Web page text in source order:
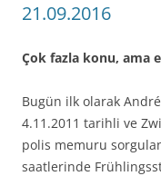
21.09.2016
Çok fazla konu, ama
Bugün ilk olarak
4.11.2011 tarihli ve
polis memuru
saatlerinde